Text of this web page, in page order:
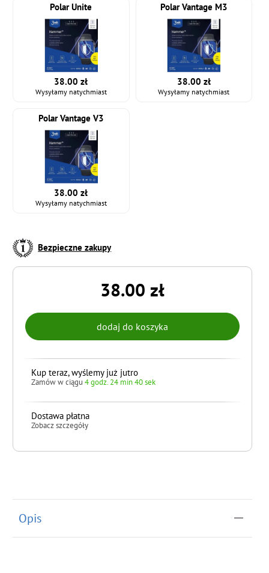
Polar Unite
38.00 zł
Wysyłamy natychmiast
Polar Vantage M3
38.00 zł
Wysyłamy natychmiast
Polar Vantage V3
38.00 zł
Wysyłamy natychmiast
Bezpieczne zakupy
38.00 zł
Kup teraz, wyślemy już jutro
Zamów w ciągu4 godz. 24 min 39 sek
Dostawa płatna
Zobacz szczegóły
Opis